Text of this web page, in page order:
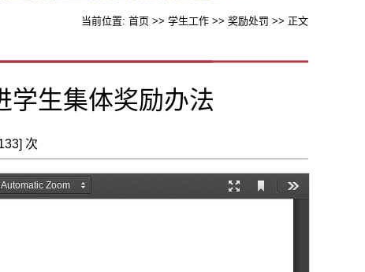
当前位置: 首页 >> 学生工作 >> 奖励处罚 >> 正文
学生集体奖励办法
] 次